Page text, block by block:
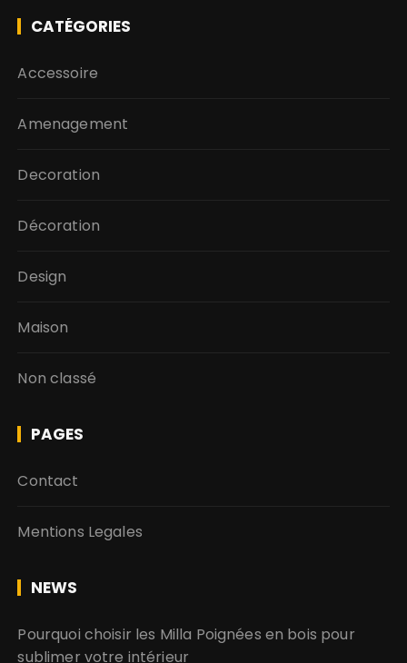
CATÉGORIES
Accessoire
Amenagement
Decoration
Décoration
Design
Maison
Non classé
PAGES
Contact
Mentions Legales
NEWS
Pourquoi choisir les Milla Poignées en bois pour
sublimer votre intérieur